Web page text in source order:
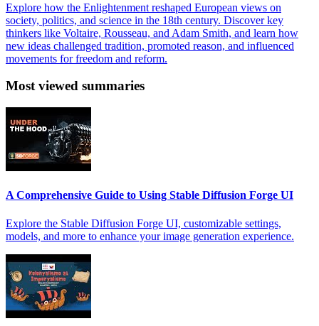
Explore how the Enlightenment reshaped European views on
society, politics, and science in the 18th century. Discover key
thinkers like Voltaire, Rousseau, and Adam Smith, and learn how
new ideas challenged tradition, promoted reason, and influenced
movements for freedom and reform.
Most viewed summaries
A Comprehensive Guide to Using Stable Diffusion Forge UI
Explore the Stable Diffusion Forge UI, customizable settings,
models, and more to enhance your image generation experience.